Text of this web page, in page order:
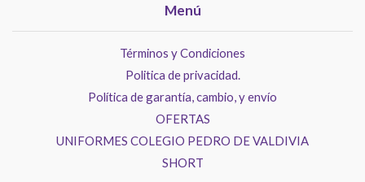
Menú
Términos y Condiciones
Politica de privacidad.
Política de garantía, cambio, y envío
OFERTAS
UNIFORMES COLEGIO PEDRO DE VALDIVIA
SHORT